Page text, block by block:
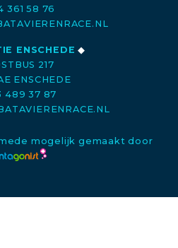
361 58 76
ENSCHEDE ◆
217
ENSCHEDE
489 37 87
mogelijk gemaakt door